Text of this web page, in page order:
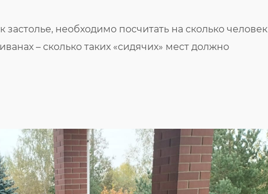
необходимо посчитать на сколько человек
– сколько таких «сидячих» мест должно